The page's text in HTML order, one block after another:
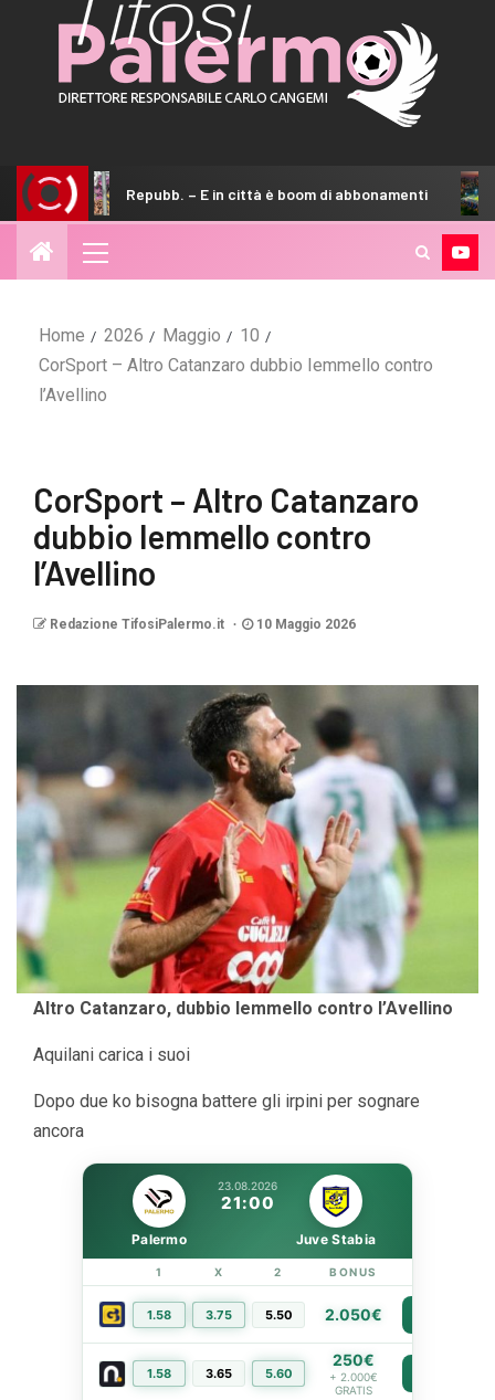
Repubb. – E in città è boom di abbonamenti Repubb. –
Home 2026 Maggio
10
CorSport – Altro Catanzaro dubbio Iemmello contro
l’Avellino
CorSport – Altro Catanzaro
dubbio Iemmello contro
l’Avellino
Redazione TifosiPalermo.it 10 Maggio 2026
Altro Catanzaro, dubbio Iemmello contro l’Avellino
Aquilani carica i suoi
Dopo due ko bisogna battere gli irpini per sognare
ancora
23.08.2026
21:00
Palermo Juve Stabia
1 X 2 BONUS
1.58 3.75 5.50 2.050€
1.58 3.65 5.60
250€
+ 2.000€
GRATIS